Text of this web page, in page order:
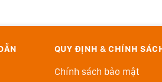
QUY ĐỊNH & CHÍNH
Chính sách bảo mật